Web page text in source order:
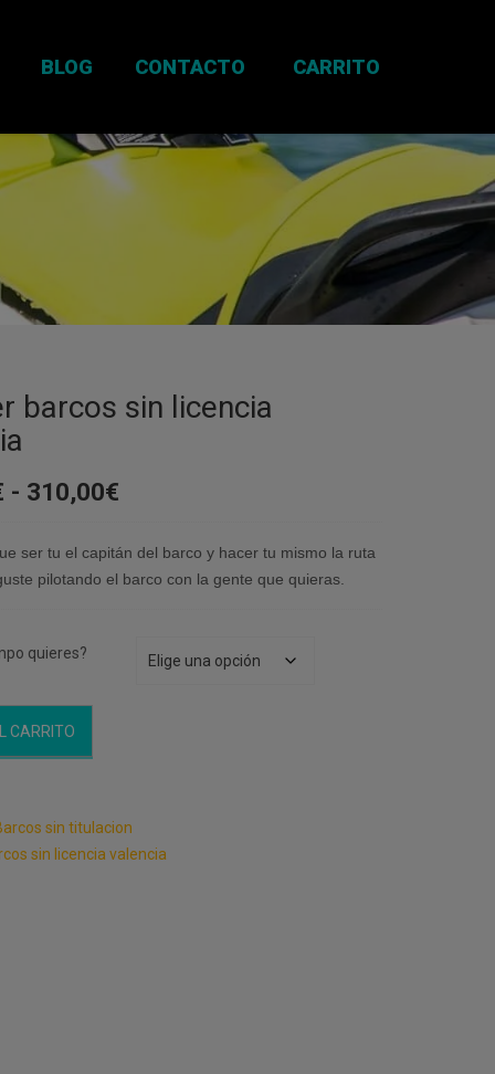
BLOG CONTACTO CARRITO
barcos sin licencia
- 310,00€Rango
precios:
desde
310,00€
ser tu el capitán del barco y hacer tu mismo la ruta
pilotando el barco con la gente que quieras.
quieres?
CARRITO
sin titulacion
sin licencia valencia